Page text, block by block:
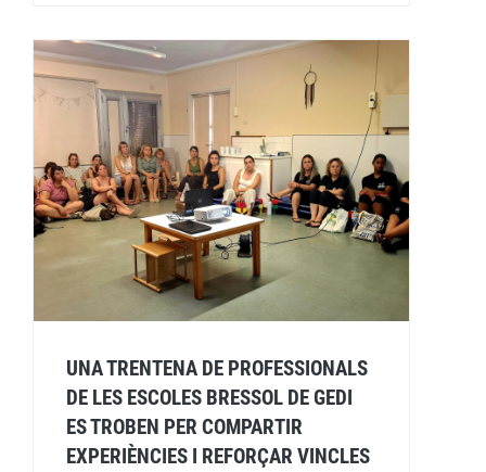
UNA TRENTENA DE PROFESSIONALS
DE LES ESCOLES BRESSOL DE GEDI
ES TROBEN PER COMPARTIR
EXPERIÈNCIES I REFORÇAR VINCLES